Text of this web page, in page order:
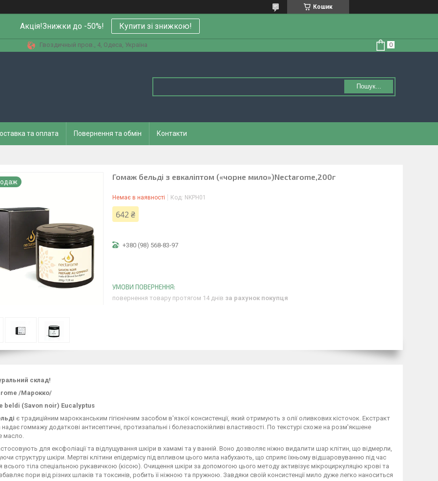
Кошик
Акція!Знижки до -50%! Купити зi знижкою!
Гвоздичный пров., 4, Одеса, Україна
Пошук...
та оплата Повернення та обмін Контакти
Гомаж бельді з евкаліптом («чорне мило»)Nectarome,200г
Немає в наявності Код: NKPH01
642 ₴
+380 (98) 568-83-97
повернення товару протягом 14 днів за рахунок покупця
склад!
/Марокко/
beldi (Savon noir) Eucalyptus
є традиційним марокканським гігієнічним засобом в'язкої консистенції, який отримують з олії оливкових кісточок. Екстракт
надає гоммажу додаткові антисептичні, протизапальні і болезаспокійливі властивості. По текстурі схоже на розм'якшене
масло.
для ексфоліації та відлущування шкіри в хамамі та у ванній. Воно дозволяє ніжно видалити шар клітин, що відмерли,
структуру шкіри. Мертві клітини епідермісу під впливом цього мила набухають, що сприяє їхньому відшаровуванню під час
всього тіла спеціальною рукавичкою (кісою). Очищення шкіри за допомогою цього методу активізує мікроциркуляцію крові та
пори від різних шлаків та токсинів, робить її ніжною та пружною. Завдяки своїй консистенції мило дуже легко наноситься